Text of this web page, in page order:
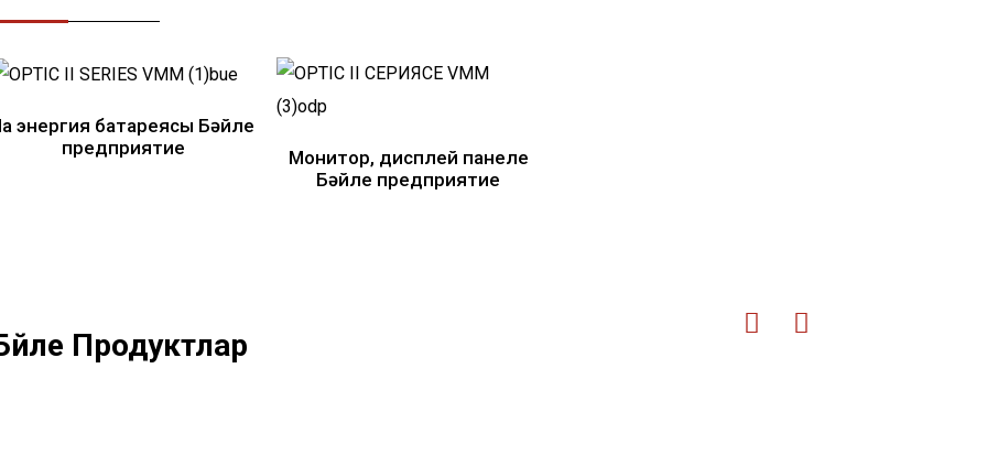
энергия батареясы Бәйле
предприятие
Монитор, дисплей панеле
Бәйле предприятие
Продуктлар